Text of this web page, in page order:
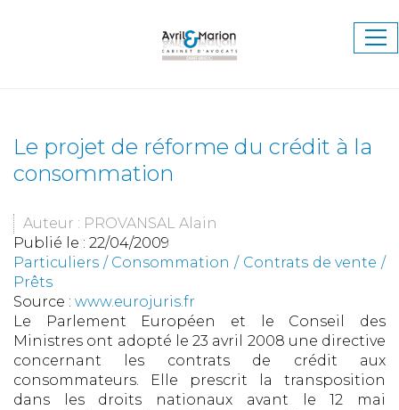
Le projet de réforme du crédit à la
consommation
Auteur : PROVANSAL Alain
Publié le : 22/04/2009
Particuliers / Consommation / Contrats de vente /
Prêts
Source : www.eurojuris.fr
Le Parlement Européen et le Conseil des
Ministres ont adopté le 23 avril 2008 une directive
concernant les contrats de crédit aux
consommateurs. Elle prescrit la transposition
dans les droits nationaux avant le 12 mai